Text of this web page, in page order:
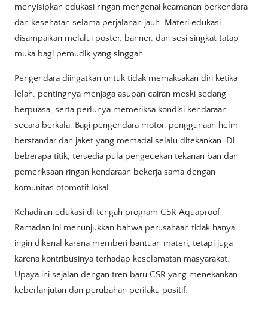
menyisipkan edukasi ringan mengenai keamanan berkendara
dan kesehatan selama perjalanan jauh. Materi edukasi
disampaikan melalui poster, banner, dan sesi singkat tatap
muka bagi pemudik yang singgah.
Pengendara diingatkan untuk tidak memaksakan diri ketika
lelah, pentingnya menjaga asupan cairan meski sedang
berpuasa, serta perlunya memeriksa kondisi kendaraan
secara berkala. Bagi pengendara motor, penggunaan helm
berstandar dan jaket yang memadai selalu ditekankan. Di
beberapa titik, tersedia pula pengecekan tekanan ban dan
pemeriksaan ringan kendaraan bekerja sama dengan
komunitas otomotif lokal.
Kehadiran edukasi di tengah program CSR Aquaproof
Ramadan ini menunjukkan bahwa perusahaan tidak hanya
ingin dikenal karena memberi bantuan materi, tetapi juga
karena kontribusinya terhadap keselamatan masyarakat.
Upaya ini sejalan dengan tren baru CSR yang menekankan
keberlanjutan dan perubahan perilaku positif.